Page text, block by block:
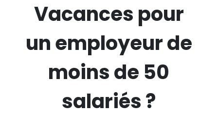
Vacances pour
un employeur de
moins de 50
salariés ?